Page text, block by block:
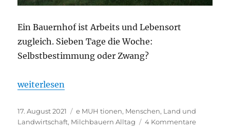
Ein Bauernhof ist Arbeits und Lebensort
zugleich. Sieben Tage die Woche:
Selbstbestimmung oder Zwang?
„Morgennebel und MITTAGSSTUNDE“
weiterlesen
Veröffentlicht
am
17. August 2021 Kategorien
e MUH tionen, Menschen, Land und
Landwirtschaft, Milchbauern Alltag 4 Kommentarezu